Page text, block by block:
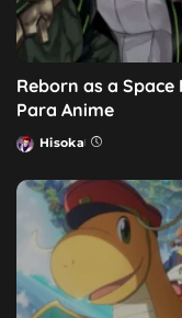
Reborn as a
Para Anime
Posted
Hisoka